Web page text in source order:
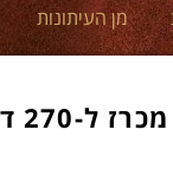
מן העיתונות
ברמלה